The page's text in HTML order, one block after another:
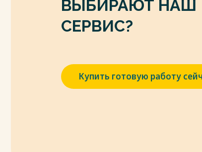
ВЫБИРАЮТ НАШ
СЕРВИС?
Купить готовую работу